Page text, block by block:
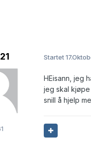
Startet
HEisann, jeg
jeg skal kjøpe
snill å hjelp